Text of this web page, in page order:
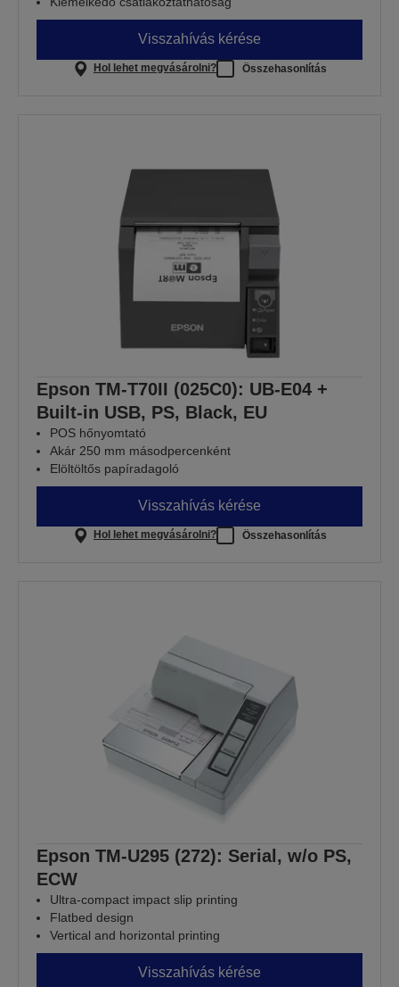
Visszahívás kérése
Hol lehet megvásárolni? Összehasonlítás
Epson TM-T70II (025C0): UB-E04 +
Built-in USB, PS, Black, EU
POS hőnyomtató
Akár 250 mm másodpercenként
Elöltöltős papíradagoló
Visszahívás kérése
Hol lehet megvásárolni? Összehasonlítás
Epson TM-U295 (272): Serial, w/o PS,
ECW
Ultra-compact impact slip printing
Flatbed design
Vertical and horizontal printing
Visszahívás kérése